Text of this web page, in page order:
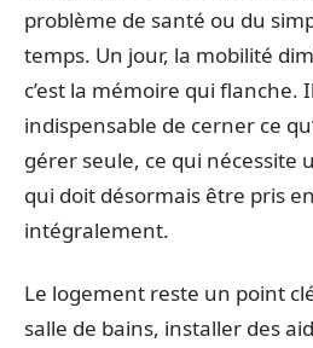
problème de santé ou du
temps. Un jour, la mobilité
c’est la mémoire qui flanche.
indispensable de cerner ce
gérer seule, ce qui nécessite
qui doit désormais être pris
intégralement.
Le logement reste un point
salle de bains, installer des